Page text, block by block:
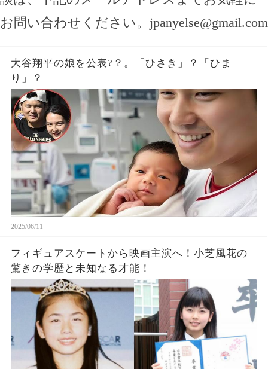
お問い合わせください。 jpanyelse@gmail.com
大谷翔平の娘を公表?？。「ひさき」？「ひま
り」？
2025/06/11
フィギュアスケートから映画主演へ！小芝風花の
驚きの学歴と未知なる才能！